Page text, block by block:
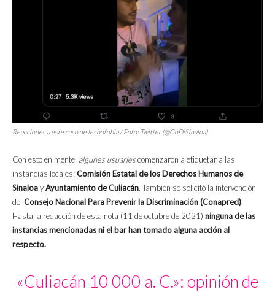
Reacciones a este caso de lesbofobia / Foto: Twitter (@CoDiSinaloa)
Con esto en mente, algunes usuariescomenzaron a etiquetar a las
instancias locales: Comisión Estatal de los Derechos Humanos de
SinaloayAyuntamiento de Culiacán. También se solicitó la intervención
del Consejo Nacional Para Prevenir la Discriminación (Conapred).
Hasta la redacción de esta nota (11 de octubre de 2021) ninguna de las
instancias mencionadas ni el bar han tomado alguna acción al
respecto.
«Culiacán 10 000 a. C.»: opinión de